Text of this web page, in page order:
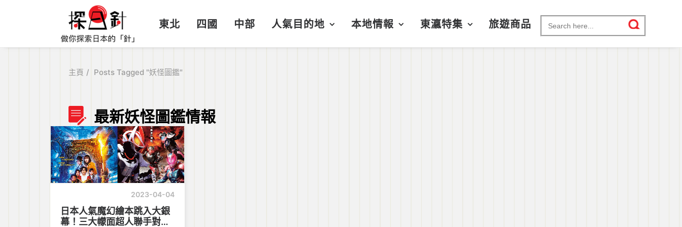
東北 四國 中部 人氣目的地 本地情報 東瀛特集 旅遊商品
主頁 Posts Tagged "妖怪圖鑑"
最新妖怪圖鑑情報
2023-04-04
日本人氣魔幻繪本跳入大銀
幕！三大幪面超人聯手對付